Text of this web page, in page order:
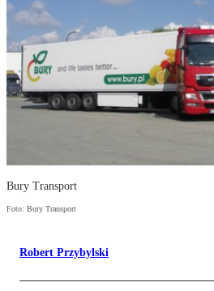
Bury Transport
Foto: Bury Transport
Robert Przybylski